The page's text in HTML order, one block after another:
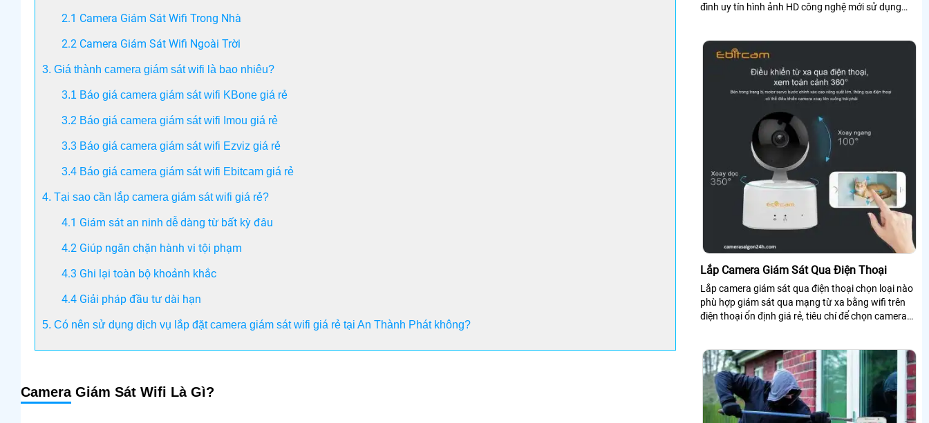
2.1 Camera Giám Sát Wifi Trong Nhà
2.2 Camera Giám Sát Wifi Ngoài Trời
3. Giá thành camera giám sát wifi là bao nhiêu?
3.1 Báo giá camera giám sát wifi KBone giá rẻ
3.2 Báo giá camera giám sát wifi Imou giá rẻ
3.3 Báo giá camera giám sát wifi Ezviz giá rẻ
3.4 Báo giá camera giám sát wifi Ebitcam giá rẻ
4. Tại sao cần lắp camera giám sát wifi giá rẻ?
4.1 Giám sát an ninh dễ dàng từ bất kỳ đâu
4.2 Giúp ngăn chặn hành vi tội phạm
4.3 Ghi lại toàn bộ khoảnh khắc
4.4 Giải pháp đầu tư dài hạn
5. Có nên sử dụng dịch vụ lắp đặt camera giám sát wifi giá rẻ tại An Thành Phát không?
CameraGiám Sát Wifi Là Gì?
đình uy tín hình ảnh HD công nghệ mới sử dụng
Lắp Camera Giám Sát Qua Điện Thoại
Lắp camera giám sát qua điện thoại chọn loại nào
phù hợp giám sát qua mạng từ xa bằng wifi trên
điện thoại ổn định giá rẻ, tiêu chí để chọn camera